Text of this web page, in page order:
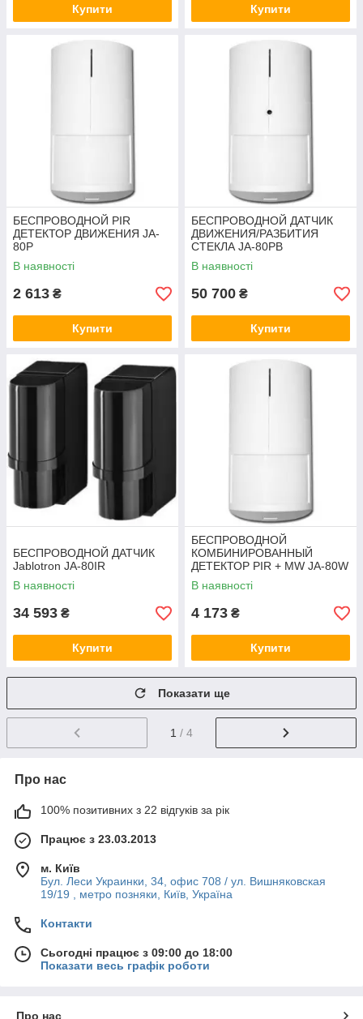
Купити Купити
БЕСПРОВОДНОЙ PIR
ДЕТЕКТОР ДВИЖЕНИЯ JA-
80P
В наявності
2 613 ₴
Купити
БЕСПРОВОДНОЙ ДАТЧИК
ДВИЖЕНИЯ/РАЗБИТИЯ
СТЕКЛА JA-80PB
В наявності
50 700 ₴
Купити
БЕСПРОВОДНОЙ ДАТЧИК
Jablotron JA-80IR
В наявності
34 593 ₴
Купити
БЕСПРОВОДНОЙ
КОМБИНИРОВАННЫЙ
ДЕТЕКТОР PIR + MW JA-80W
В наявності
4 173 ₴
Купити
Показати ще
1 / 4
Про нас
100% позитивних з 22 відгуків за рік
Працює з 23.03.2013
м. Київ
Бул. Леси Украинки, 34, офис 708 / ул. Вишняковская
19/19 , метро позняки, Київ, Україна
Контакти
Сьогодні працює з 09:00 до 18:00
Показати весь графік роботи
Про нас